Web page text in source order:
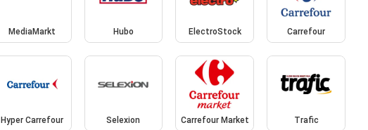
MediaMarkt Hubo ElectroStock Carrefour
Hyper Carrefour Selexion Carrefour Market Trafic